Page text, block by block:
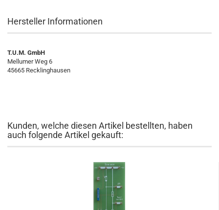
Hersteller Informationen
T.U.M. GmbH
Mellumer Weg 6
45665 Recklinghausen
Kunden, welche diesen Artikel bestellten, haben
auch folgende Artikel gekauft: